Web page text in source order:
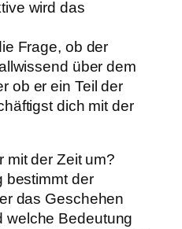
wird das
Frage, ob der
über dem
ob er ein Teil der
dich mit der
mit der Zeit um?
bestimmt der
das Geschehen
welche Bedeutung